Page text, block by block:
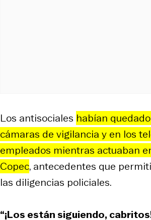
Los antisociales habían
cámaras de vigilancia y en los
empleados mientras actuaban
Copec, antecedentes que
las diligencias policiales.
“¡Los están siguiendo,